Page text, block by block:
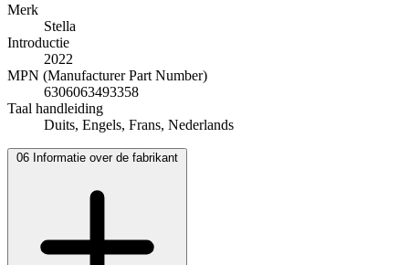
Merk
Stella
Introductie
2022
MPN (Manufacturer Part Number)
6306063493358
Taal handleiding
Duits, Engels, Frans, Nederlands
06 Informatie over de fabrikant